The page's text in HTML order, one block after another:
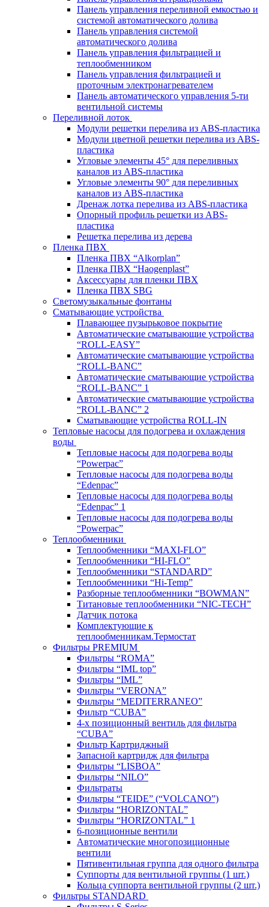
Панель управления переливной емкостью и
системой автоматического долива
Панель управления системой
автоматического долива
Панель управления фильтрацией и
теплообменником
Панель управления фильтрацией и
проточным электронагревателем
Панель автоматического управления 5-ти
вентильной системы
Переливной лоток
Модули решетки перелива из ABS-пластика
Модули цветной решетки перелива из ABS-
пластика
Угловые элементы 45° для переливных
каналов из ABS-пластика
Угловые элементы 90° для переливных
каналов из ABS-пластика
Дренаж лотка перелива из ABS-пластика
Опорный профиль решетки из ABS-
пластика
Решетка перелива из дерева
Пленка ПВХ
Пленка ПВХ “Alkorplan”
Пленка ПВХ “Haogenplast”
Аксессуары для пленки ПВХ
Пленка ПВХ SBG
Светомузыкальные фонтаны
Сматывающие устройства
Плавающее пузырьковое покрытие
Автоматические сматывающие устройства
“ROLL-EASY”
Автоматические сматывающие устройства
“ROLL-BANC”
Автоматические сматывающие устройства
“ROLL-BANC” 1
Автоматические сматывающие устройства
“ROLL-BANC” 2
Сматывающие устройства ROLL-IN
Тепловые насосы для подогрева и охлаждения
воды
Тепловые насосы для подогрева воды
“Powerpac”
Тепловые насосы для подогрева воды
“Edenpac”
Тепловые насосы для подогрева воды
“Edenpac” 1
Тепловые насосы для подогрева воды
“Powerpac”
Теплообменники
Теплообменники “MAXI-FLO”
Теплообменники “HI-FLO”
Теплообменники “STANDARD”
Теплообменники “Hi-Temp”
Разборные теплообменники “BOWMAN”
Титановые теплообменники “NIC-TECH”
Датчик потока
Комплектующие к
теплообменникам.Термостат
Фильтры PREMIUM
Фильтры “ROMA”
Фильтры “IML top”
Фильтры “IML”
Фильтры “VERONA”
Фильтры “MEDITERRANEO”
Фильтр “CUBA”
4-х позиционный вентиль для фильтра
“CUBA”
Фильтр Картриджный
Запасной картридж для фильтра
Фильтры “LISBOA”
Фильтры “NILO”
Фильтраты
Фильтры “TEIDE” (“VOLСANO”)
Фильтры “HORIZONTAL”
Фильтры “HORIZONTAL” 1
6-позиционные вентили
Автоматические многопозиционные
вентили
Пятивентильная группа для одного фильтра
Суппорты для вентильной группы (1 шт.)
Кольца суппорта вентильной группы (2 шт.)
Фильтры STANDARD